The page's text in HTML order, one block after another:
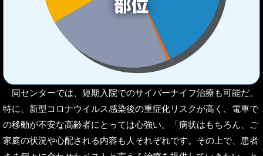
同センターでは、短期入院でのサイバーナイフ治療も可能だ。
特に、新型コロナウイルス感染後の重症化リスクが高く、電車で
の移動が不安な高齢者にとっては心強い。「病状はもちろん、ご
家庭の状況や心配される内容も人それぞれです。その上で、患者